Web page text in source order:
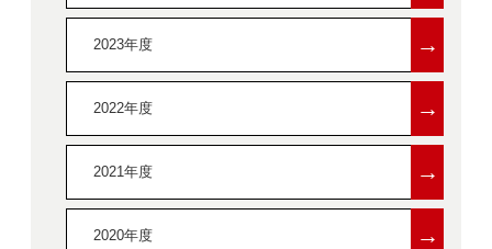
2023年度 →
2022年度 →
2021年度 →
2020年度 →